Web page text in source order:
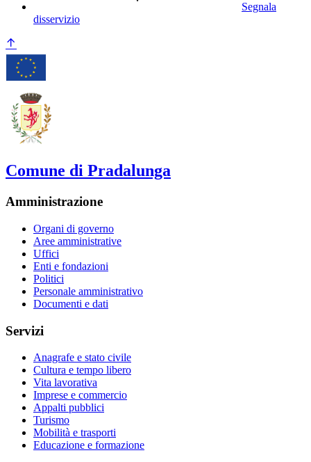
Segnala
disservizio
Comune di Pradalunga
Amministrazione
Organi di governo
Aree amministrative
Uffici
Enti e fondazioni
Politici
Personale amministrativo
Documenti e dati
Servizi
Anagrafe e stato civile
Cultura e tempo libero
Vita lavorativa
Imprese e commercio
Appalti pubblici
Turismo
Mobilità e trasporti
Educazione e formazione